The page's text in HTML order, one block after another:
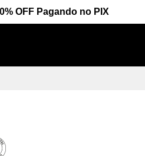
OFF Pagando no PIX